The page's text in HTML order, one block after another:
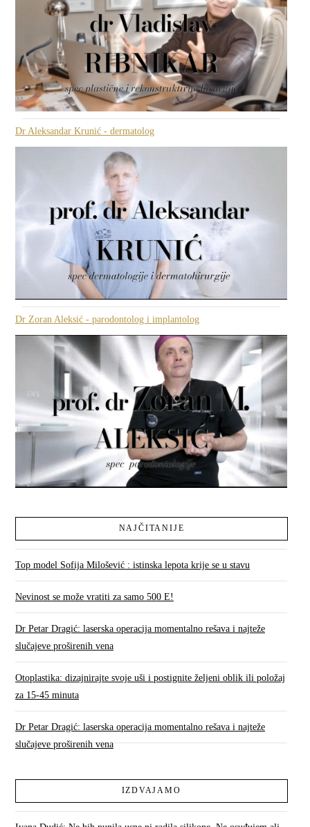
Dr Aleksandar Krunić - dermatolog
Dr Zoran Aleksić - parodontolog i implantolog
NAJČITANIJE
Top model Sofija Milošević : istinska lepota krije se u stavu
Nevinost se može vratiti za samo 500 E!
Dr Petar Dragić: laserska operacija momentalno rešava i najteže
slučajeve proširenih vena
Otoplastika: dizajnirajte svoje uši i postignite željeni oblik ili položaj
za 15-45 minuta
Dr Petar Dragić: laserska operacija momentalno rešava i najteže
slučajeve proširenih vena
IZDVAJAMO